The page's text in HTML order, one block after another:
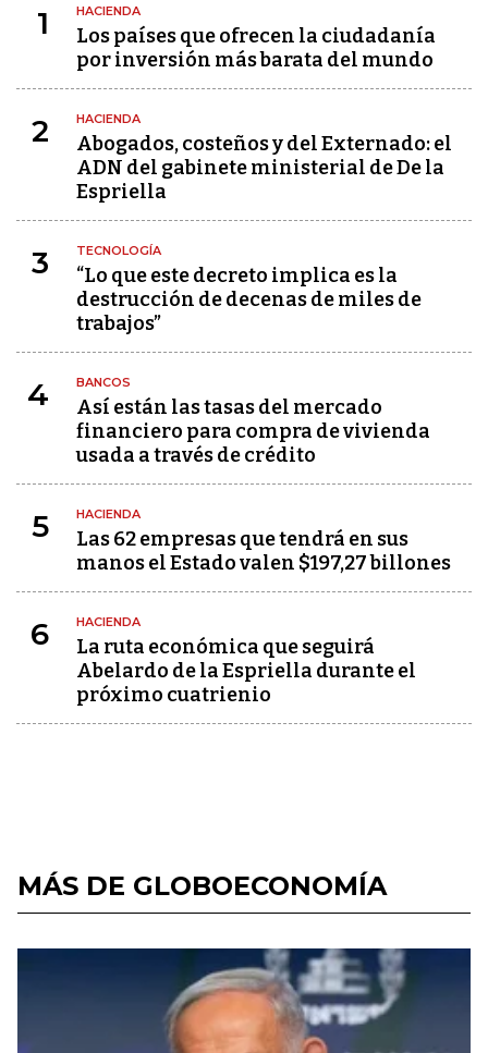
1 HACIENDA
Los países que ofrecen la ciudadanía
por inversión más barata del mundo
2 HACIENDA
Abogados, costeños y del Externado: el
ADN del gabinete ministerial de De la
Espriella
3 TECNOLOGÍA
“Lo que este decreto implica es la
destrucción de decenas de miles de
trabajos”
4 BANCOS
Así están las tasas del mercado
financiero para compra de vivienda
usada a través de crédito
5 HACIENDA
Las 62 empresas que tendrá en sus
manos el Estado valen $197,27 billones
6 HACIENDA
La ruta económica que seguirá
Abelardo de la Espriella durante el
próximo cuatrienio
MÁS DE GLOBOECONOMÍA